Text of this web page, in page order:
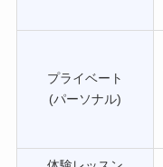
プライベート
(パーソナル)